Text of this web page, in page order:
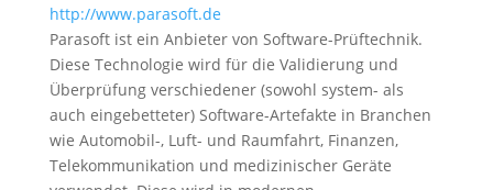
http://www.parasoft.de
Parasoft ist ein Anbieter von Software-Prüftechnik.
Diese Technologie wird für die Validierung und
Überprüfung verschiedener (sowohl system- als
auch eingebetteter) Software-Artefakte in Branchen
wie Automobil-, Luft- und Raumfahrt, Finanzen,
Telekommunikation und medizinischer Geräte